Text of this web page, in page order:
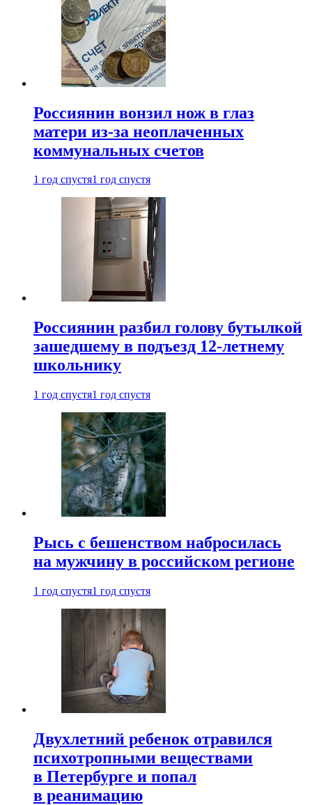
Россиянин вонзил нож в глаз
матери из-за неоплаченных
коммунальных счетов
1 год спустя1 год спустя
Россиянин разбил голову бутылкой
зашедшему в подъезд 12-летнему
школьнику
1 год спустя1 год спустя
Рысь с бешенством набросилась
на мужчину в российском регионе
1 год спустя1 год спустя
Двухлетний ребенок отравился
психотропными веществами
в Петербурге и попал
в реанимацию